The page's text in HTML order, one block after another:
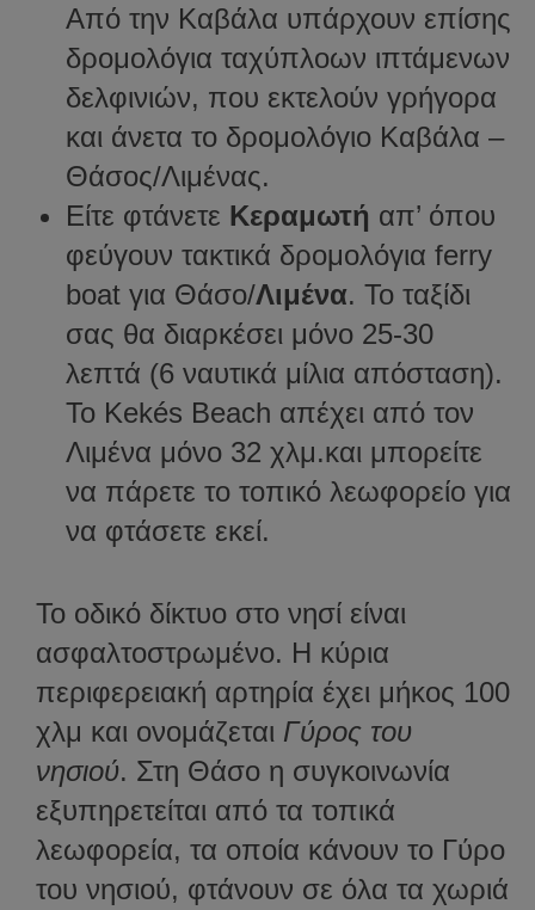
Από την Καβάλα υπάρχουν επίσης
δρομολόγια ταχύπλοων ιπτάμενων
δελφινιών, που εκτελούν γρήγορα
και άνετα το δρομολόγιο Καβάλα –
Θάσος/Λιμένας.
Είτε φτάνετε Κεραμωτή απ’ όπου
φεύγουν τακτικά δρομολόγια ferry
boat για Θάσο/Λιμένα. Το ταξίδι
σας θα διαρκέσει μόνο 25-30
λεπτά (6 ναυτικά μίλια απόσταση).
Το Kekés Beach απέχει από τον
Λιμένα μόνο 32 χλμ.και μπορείτε
να πάρετε το τοπικό λεωφορείο για
να φτάσετε εκεί.
Το οδικό δίκτυο στο νησί είναι
ασφαλτοστρωμένο. Η κύρια
περιφερειακή αρτηρία έχει μήκος 100
χλμ και ονομάζεται Γύρος του
νησιού. Στη Θάσο η συγκοινωνία
εξυπηρετείται από τα τοπικά
λεωφορεία, τα οποία κάνουν το Γύρο
του νησιού, φτάνουν σε όλα τα χωριά